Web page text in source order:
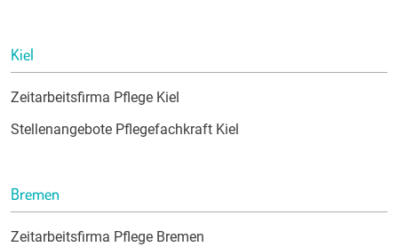
Kiel
Zeitarbeitsfirma Pflege Kiel
Stellenangebote Pflegefachkraft Kiel
Bremen
Zeitarbeitsfirma Pflege Bremen